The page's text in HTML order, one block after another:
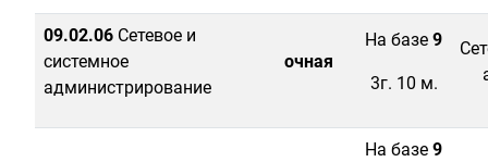
09.02.06 Сетевое и
системное
администрирование
очная
На базе 9
3г. 10 м.
На базе 9